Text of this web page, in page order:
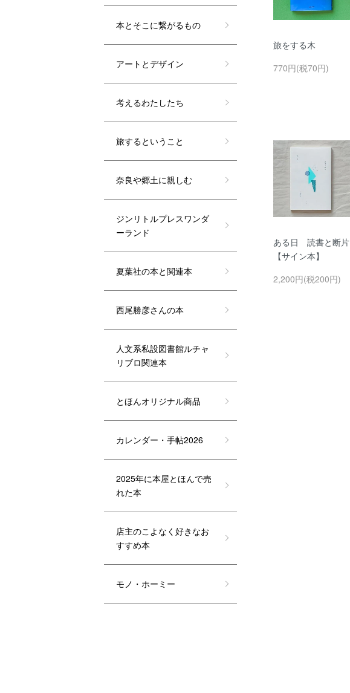
旅をする木
770円(税70円)
ある日 読書と断片
【サイン本】
2,200円(税200円)
本とそこに繋がるもの
アートとデザイン
考えるわたしたち
旅するということ
奈良や郷土に親しむ
ジンリトルプレスワンダ
ーランド
夏葉社の本と関連本
西尾勝彦さんの本
人文系私設図書館ルチャ
リブロ関連本
とほんオリジナル商品
カレンダー・手帖2026
2025年に本屋とほんで売
れた本
店主のこよなく好きなお
すすめ本
モノ・ホーミー